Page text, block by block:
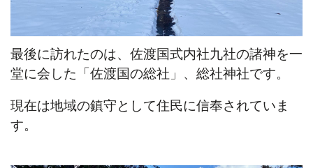
最後に訪れたのは、佐渡国式内社九社の諸神を一
堂に会した「佐渡国の総社」、総社神社です。
現在は地域の鎮守として住民に信奉されていま
す。